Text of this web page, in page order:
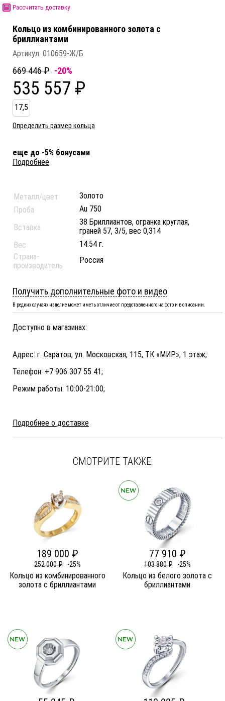
Рассчитать доставку
Кольцо из комбинированного золота c
бриллиантами
Артикул: 010659-Ж/Б
669 446 ₽ -20%
535 557 ₽
17,5
Определить размер кольца
еще до -5% бонусами
Подробнее
Металл/цвет
Золото
Проба
Au 750
Вставка
38 Бриллиантов, огранка круглая,
граней 57, 3/5, вес 0,314
Вес
14.54 г.
Страна-
производитель
Россия
Получить дополнительные фото и видео
В редких случаях изделие может иметь отличие от представленного на фото и в описании.
Доступно в магазинах:
Адрес: г. Саратов, ул. Московская, 115, ТК «МИР», 1 этаж;
Телефон: +7 906 307 55 41;
Режим работы: 10:00-21:00;
Подробнее о доставке
СМОТРИТЕ ТАКЖЕ:
189 000 ₽
252 000 ₽ -25%
Кольцо из комбинированного
золота c бриллиантами
77 910 ₽
103 880 ₽ -25%
Кольцо из белого золота c
бриллиантами